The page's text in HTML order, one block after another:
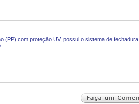
(PP) com proteção UV, possui o sistema de fechadura